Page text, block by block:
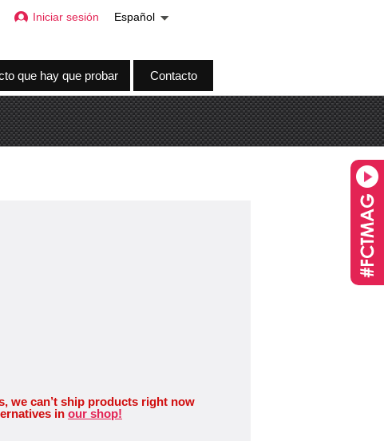
que hay que probar Contacto
Iniciar sesión Español
we can’t ship products right now
in our shop!